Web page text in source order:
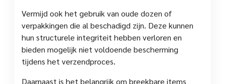
Vermijd ook het gebruik van oude dozen of
verpakkingen die al beschadigd zijn. Deze kunnen
hun structurele integriteit hebben verloren en
bieden mogelijk niet voldoende bescherming
tijdens het verzendproces.
Daarnaast is het belangrijk om breekbare items